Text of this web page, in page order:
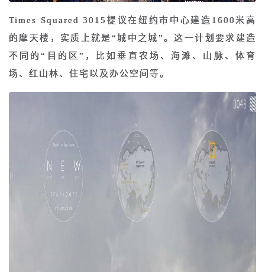
Times Squared 3015提议在纽约市中心建造1600米高
的摩天楼，实质上就是“城中之城”。这一计划要求建造
不同的“目的区”，比如垂直农场、海滩、山脉、体育
场、红山林、住宅以及办公空间等。